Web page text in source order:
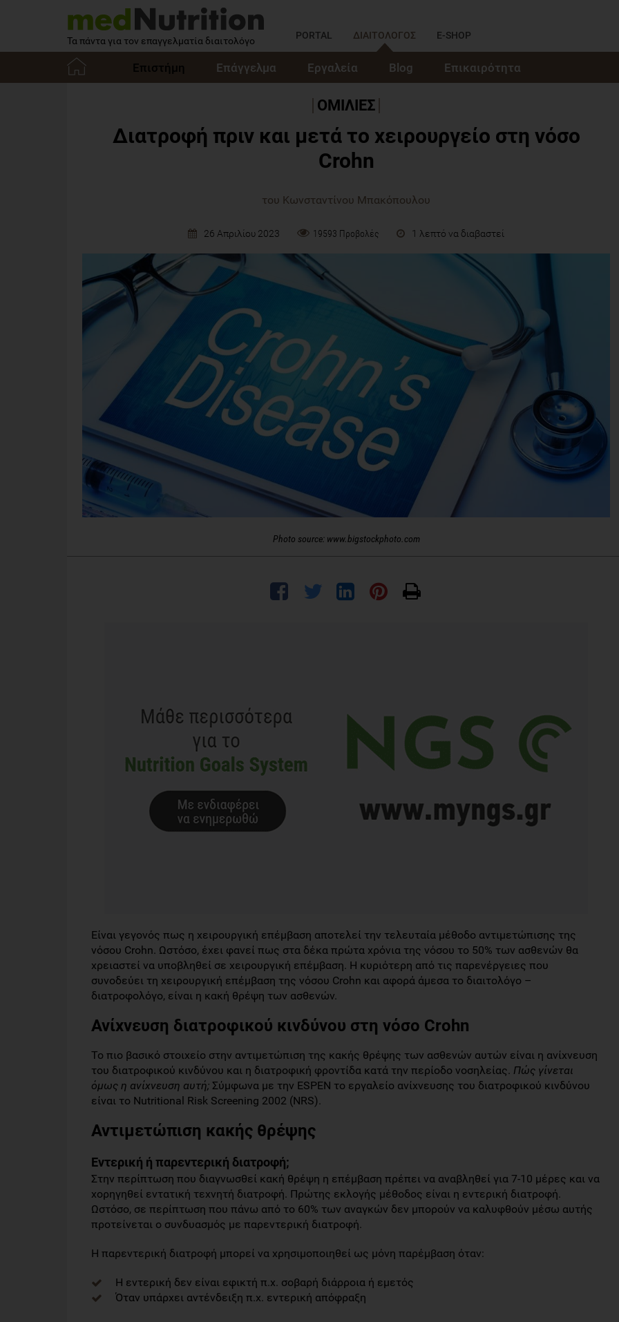
Τα πάντα για τον επαγγελματία διαιτολόγο PORTAL ΔΙΑΙΤΟΛΟΓΟΣ E-SHOP
Επιστήμη Επάγγελμα Εργαλεία Blog Επικαιρότητα
ΟΜΙΛΙΕΣ
Διατροφή πριν και μετά το χειρουργείο στη νόσο
Crohn
του Κωνσταντίνου Μπακόπουλου
26 Απριλίου 2023 19593 Προβολές 1 λεπτό να διαβαστεί
Photo source: www.bigstockphoto.com
Είναι γεγονός πως η χειρουργική επέμβαση αποτελεί την τελευταία μέθοδο αντιμετώπισης της
νόσου Crohn. Ωστόσο, έχει φανεί πως στα δέκα πρώτα χρόνια της νόσου το 50% των ασθενών θα
χρειαστεί να υποβληθεί σε χειρουργική επέμβαση. Η κυριότερη από τις παρενέργειες που
συνοδεύει τη χειρουργική επέμβαση της νόσου Crohn και αφορά άμεσα το διαιτολόγο –
διατροφολόγο, είναι η κακή θρέψη των ασθενών.
Ανίχνευση διατροφικού κινδύνου στη νόσο Crohn
Το πιο βασικό στοιχείο στην αντιμετώπιση της κακής θρέψης των ασθενών αυτών είναι η ανίχνευση
του διατροφικού κινδύνου και η διατροφική φροντίδα κατά την περίοδο νοσηλείας. Πώς γίνεται
όμως η ανίχνευση αυτή; Σύμφωνα με την ESPEN το εργαλείο ανίχνευσης του διατροφικού κινδύνου
είναι το Nutritional Risk Screening 2002 (NRS).
Αντιμετώπιση κακής θρέψης
Εντερική ή παρεντερική διατροφή;
Στην περίπτωση που διαγνωσθεί κακή θρέψη η επέμβαση πρέπει να αναβληθεί για 7-10 μέρες και να
χορηγηθεί εντατική τεχνητή διατροφή. Πρώτης εκλογής μέθοδος είναι η εντερική διατροφή.
Ωστόσο, σε περίπτωση που πάνω από το 60% των αναγκών δεν μπορούν να καλυφθούν μέσω αυτής
προτείνεται ο συνδυασμός με παρεντερική διατροφή.
Η παρεντερική διατροφή μπορεί να χρησιμοποιηθεί ως μόνη παρέμβαση όταν:
Η εντερική δεν είναι εφικτή π.χ. σοβαρή διάρροια ή εμετός
Όταν υπάρχει αντένδειξη π.χ. εντερική απόφραξη